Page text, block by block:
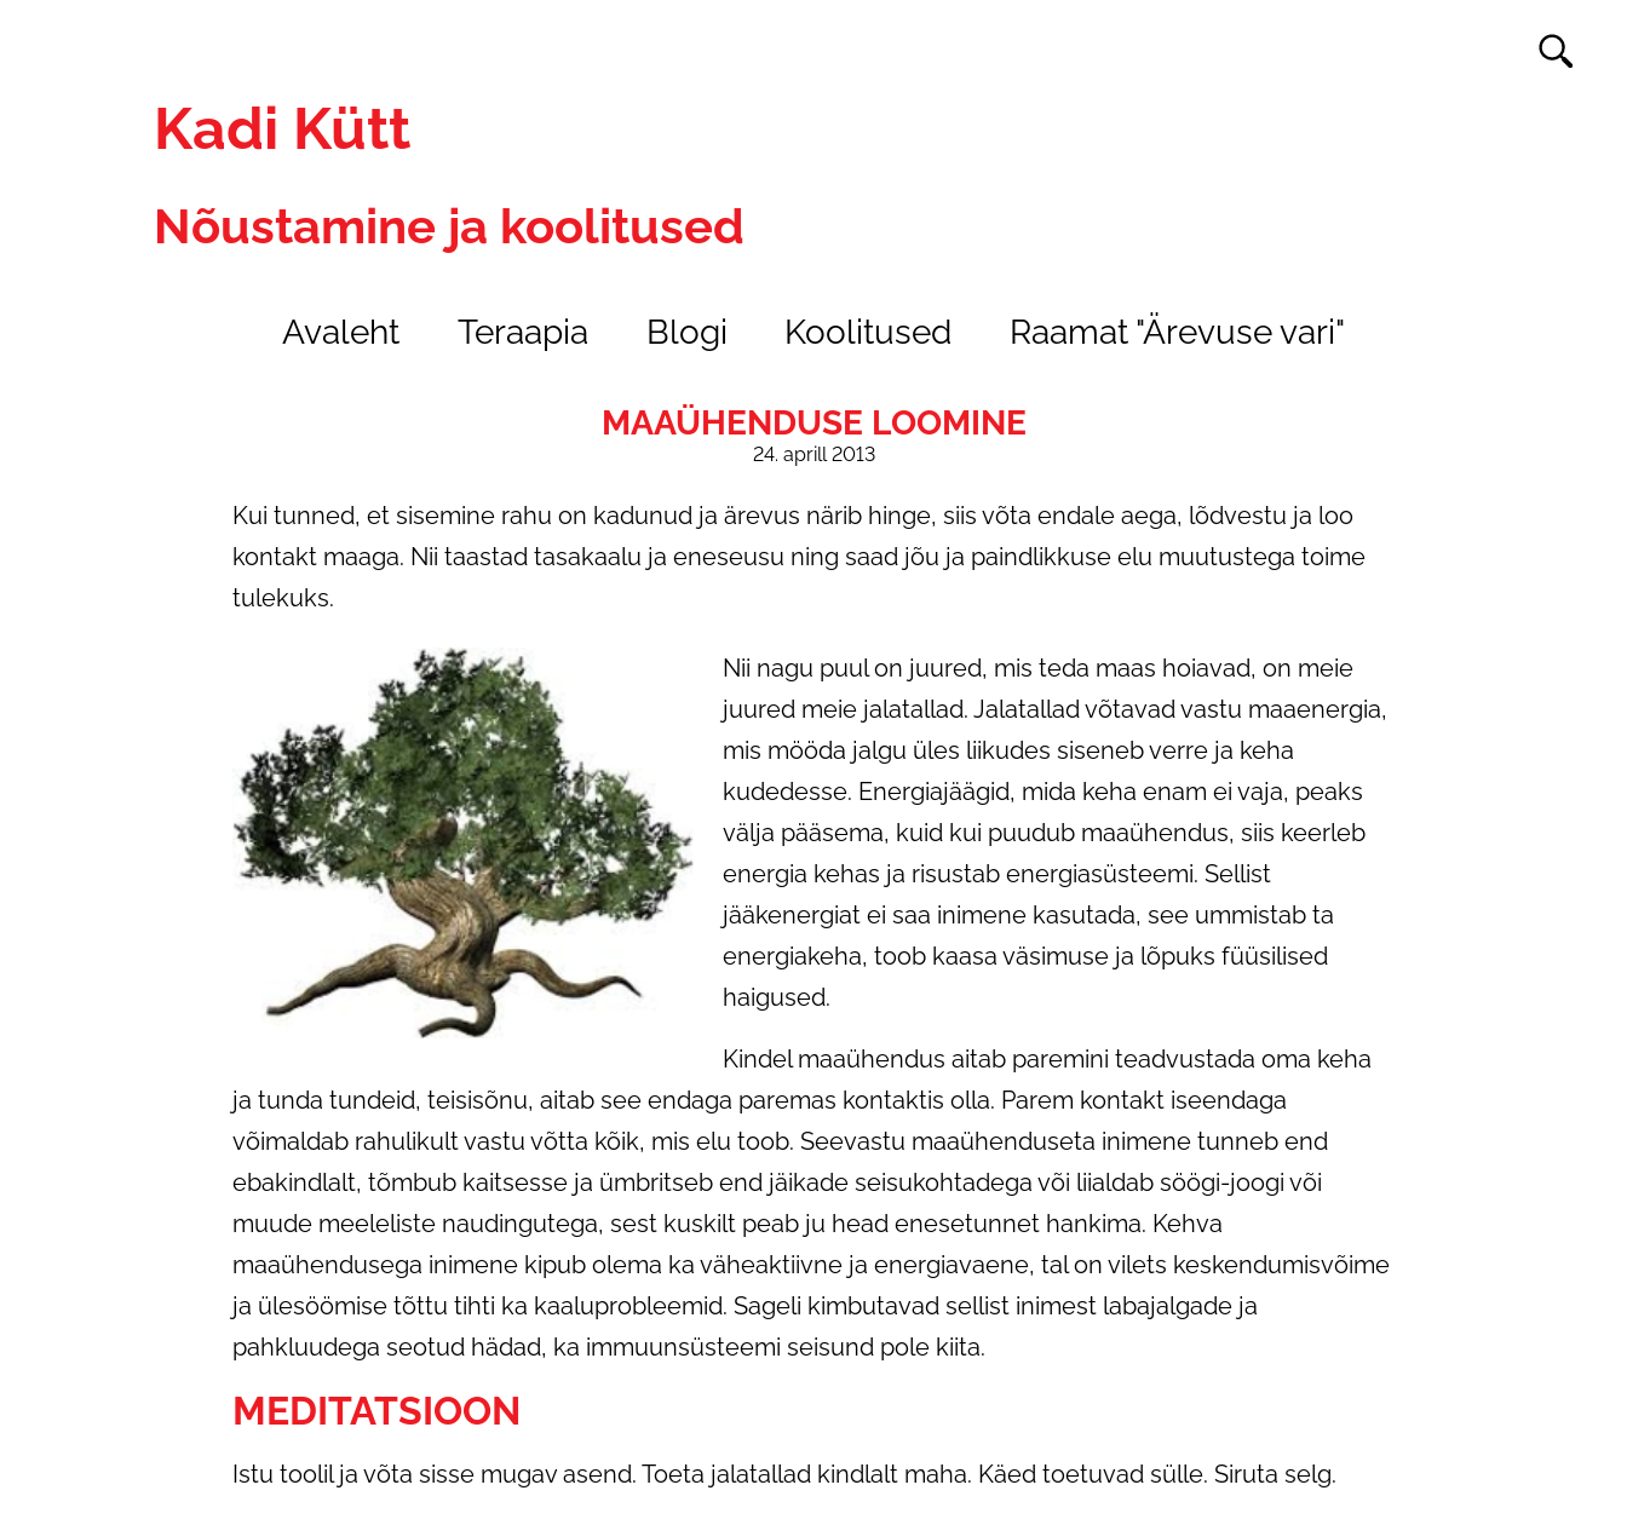
Kadi Kütt
Nõustamine ja koolitused
Avaleht Teraapia Blogi Koolitused Raamat "Ärevuse vari"
MAAÜHENDUSE LOOMINE
24. aprill 2013
Kui tunned, et sisemine rahu on kadunud ja ärevus närib hinge, siis võta endale aega, lõdvestu ja loo
kontakt maaga. Nii taastad tasakaalu ja eneseusu ning saad jõu ja paindlikkuse elu muutustega toime
tulekuks.
Nii nagu puul on juured, mis teda maas hoiavad, on meie
juured meie jalatallad. Jalatallad võtavad vastu maaenergia,
mis mööda jalgu üles liikudes siseneb verre ja keha
kudedesse. Energiajäägid, mida keha enam ei vaja, peaks
välja pääsema, kuid kui puudub maaühendus, siis keerleb
energia kehas ja risustab energiasüsteemi. Sellist
jääkenergiat ei saa inimene kasutada, see ummistab ta
energiakeha, toob kaasa väsimuse ja lõpuks füüsilised
haigused.
Kindel maaühendus aitab paremini teadvustada oma keha
ja tunda tundeid, teisisõnu, aitab see endaga paremas kontaktis olla. Parem kontakt iseendaga
võimaldab rahulikult vastu võtta kõik, mis elu toob. Seevastu maaühenduseta inimene tunneb end
ebakindlalt, tõmbub kaitsesse ja ümbritseb end jäikade seisukohtadega või liialdab söögi-joogi või
muude meeleliste naudingutega, sest kuskilt peab ju head enesetunnet hankima. Kehva
maaühendusega inimene kipub olema ka väheaktiivne ja energiavaene, tal on vilets keskendumisvõime
ja ülesöömise tõttu tihti ka kaaluprobleemid. Sageli kimbutavad sellist inimest labajalgade ja
pahkluudega seotud hädad, ka immuunsüsteemi seisund pole kiita.
MEDITATSIOON
Istu toolil ja võta sisse mugav asend. Toeta jalatallad kindlalt maha. Käed toetuvad sülle. Siruta selg.